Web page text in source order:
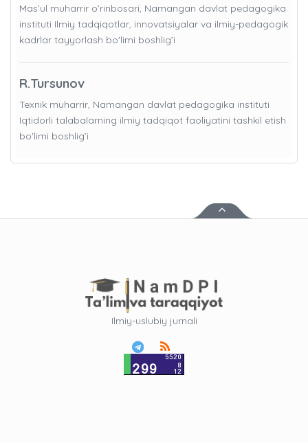
Mas’ul muharrir o’rinbosari, Namangan davlat pedagogika
instituti Ilmiy tadqiqotlar, innovatsiyalar va ilmiy-pedagogik
kadrlar tayyorlash bo'limi boshlig’i
R.Tursunov
Texnik muharrir, Namangan davlat pedagogika instituti
Iqtidorli talabalarning ilmiy tadqiqot faoliyatini tashkil etish
bo'limi boshlig’i
Ilmiy-uslubiy jurnali